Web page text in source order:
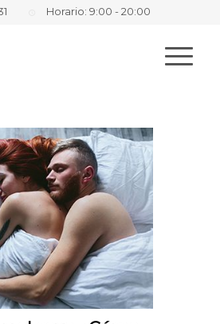
Horario: 9:00 - 20:00